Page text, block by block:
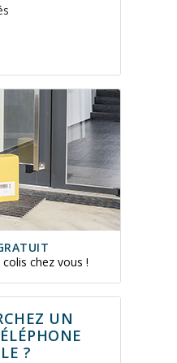
chez vous !
UN
?